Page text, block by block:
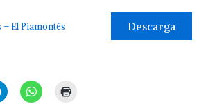
El Piamontés Descarga